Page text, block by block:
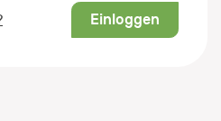
Einloggen